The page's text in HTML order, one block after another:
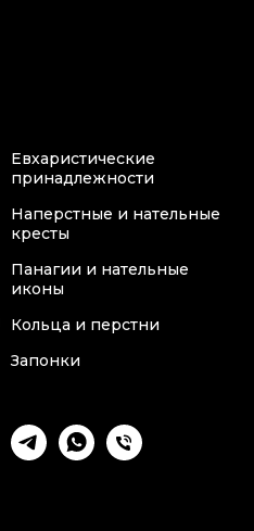
Евхаристические
принадлежности
Наперстные и нательные
кресты
Панагии и нательные
иконы
Кольца и перстни
Запонки